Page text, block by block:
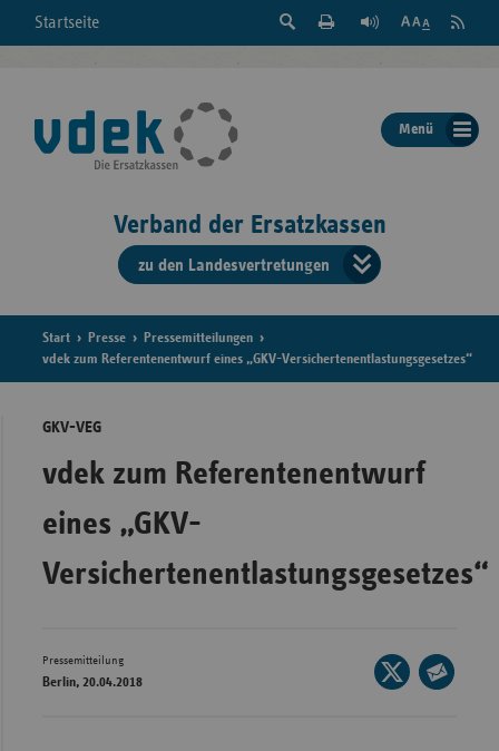
Startseite
Suche
der
Seite
Feed
Menü
Verband der Ersatzkassen
zu den Landesvertretungen
der
Bayern
Start Presse
Pressemitteilungen
vdek zum Referentenentwurf eines „GKV-Versichertenentlastungsgesetzes“
GKV-VEG
vdek zum Referentenentwurf
eines „GKV-
Versichertenentlastungsgesetzes“
Pressemitteilung
Berlin, 20.04.2018
Seite
auf